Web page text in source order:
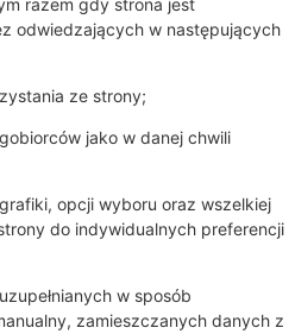
razem gdy strona jest
odwiedzających w następujących
ze strony;
jako w danej chwili
opcji wyboru oraz wszelkiej
do indywidualnych preferencji
w sposób
zamieszczanych danych z